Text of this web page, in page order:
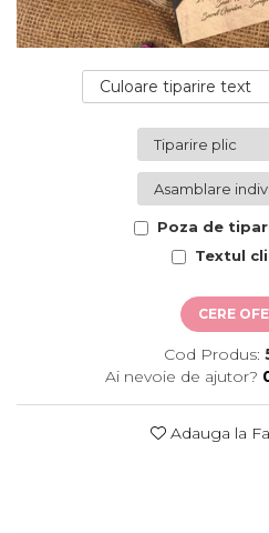
Pungi si cutii prajituri
Sticle si borcane
Cutii flori de hartie
Cutii flori de sapun
2020 Craciun si Anul Nou
Toamna și Halloween
Valentine's Day
Culoare tiparire text
Poza de
Textul
CERE
Cod Produs:
Ai nevoie de ajutor?
Adauga la